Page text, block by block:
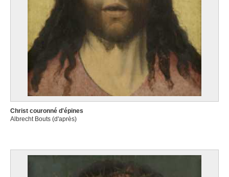
Christ couronné d'épines
Albrecht Bouts (d'après)